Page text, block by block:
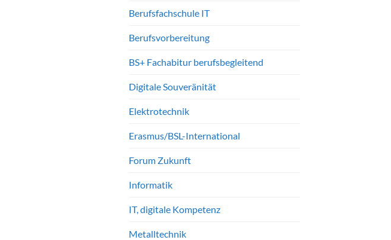
Berufsfachschule IT
Berufsvorbereitung
BS+ Fachabitur berufsbegleitend
Digitale Souveränität
Elektrotechnik
Erasmus/BSL-International
Forum Zukunft
Informatik
IT, digitale Kompetenz
Metalltechnik